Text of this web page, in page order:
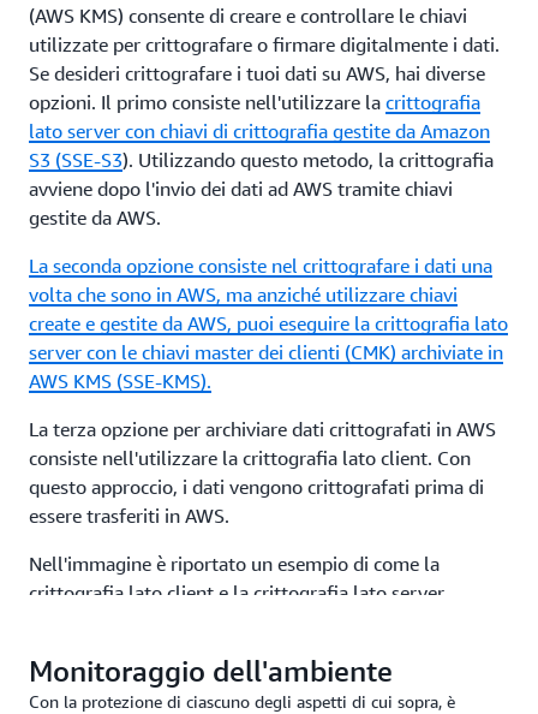
(AWS KMS) consente di creare e controllare le chiavi
utilizzate per crittografare o firmare digitalmente i dati.
Se desideri crittografare i tuoi dati su AWS, hai diverse
opzioni. Il primo consiste nell'utilizzare la crittografia
lato server con chiavi di crittografia gestite da Amazon
S3 (SSE-S3). Utilizzando questo metodo, la crittografia
avviene dopo l'invio dei dati ad AWS tramite chiavi
gestite da AWS.
La seconda opzione consiste nel crittografare i dati una
volta che sono in AWS, ma anziché utilizzare chiavi
create e gestite da AWS, puoi eseguire la crittografia lato
server con le chiavi master dei clienti (CMK) archiviate in
AWS KMS (SSE-KMS).
La terza opzione per archiviare dati crittografati in AWS
consiste nell'utilizzare la crittografia lato client. Con
questo approccio, i dati vengono crittografati prima di
essere trasferiti in AWS.
Nell'immagine è riportato un esempio di come la
crittografia lato client e la crittografia lato server
Reti private virtuali (VPN)
Monitoraggio dell'ambiente
Con la protezione di ciascuno degli aspetti di cui sopra, è